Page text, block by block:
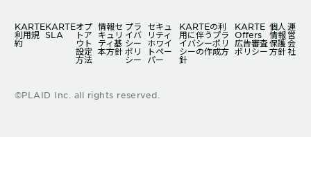
KARTE
利用規
約
KARTE
SLA
オプ
トア
ウト
設定
方法
情報セ
キュリ
ティ基
本方針
プラ
イバ
シー
ポリ
シー
セキュ
リティ
ホワイ
トペー
パー
KARTEの利
用に伴うプラ
イバシーポリ
シーの作成方
針
KARTE
Offers
広告審査
ポリシー
個人
情報
保護
方針
運
営
会
社
©PLAID Inc. all rights reserved.